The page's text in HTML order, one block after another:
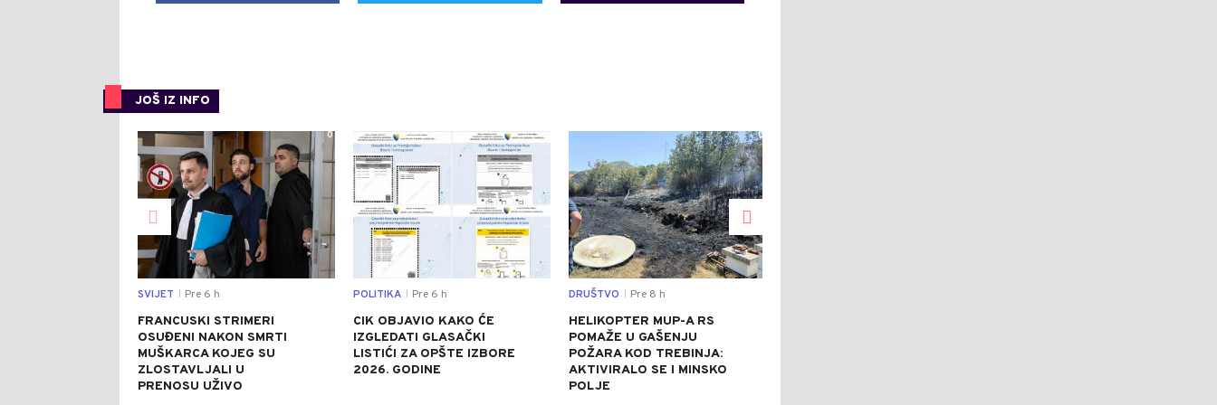
JOŠ IZ INFO
0
SVIJET Pre 6 h
FRANCUSKI STRIMERI
OSUĐENI NAKON SMRTI
MUŠKARCA KOJEG SU
ZLOSTAVLJALI U
PRENOSU UŽIVO
0
POLITIKA Pre 6 h
CIK OBJAVIO KAKO ĆE
IZGLEDATI GLASAČKI
LISTIĆI ZA OPŠTE IZBORE
2026. GODINE
0
DRUŠTVO Pre 8 h
HELIKOPTER MUP-A RS
POMAŽE U GAŠENJU
POŽARA KOD TREBINJA:
AKTIVIRALO SE I MINSKO
POLJE